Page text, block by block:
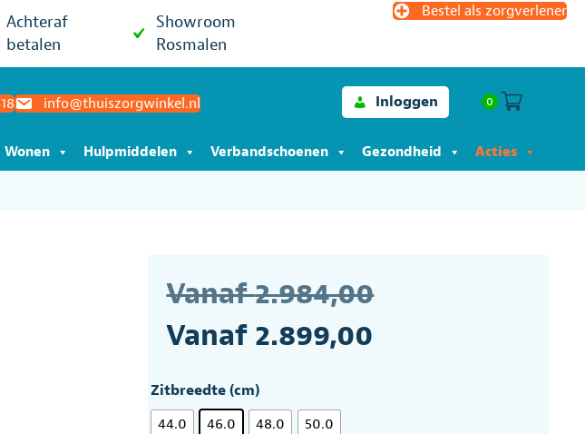
Achteraf
betalen
Showroom
Rosmalen
Bestel als zorgverlener
info@thuiszorgwinkel.nl Inloggen 0
Wonen Hulpmiddelen Verbandschoenen Gezondheid Acties
Vanaf2.984,00
Vanaf 2.899,00
Zitbreedte (cm)
44.0
46.0 48.0 50.0